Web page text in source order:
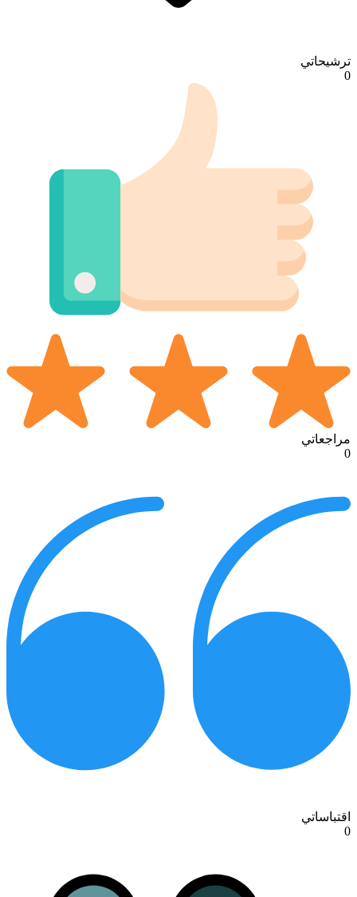
ترشيحاتي
0
مراجعاتي
0
اقتباساتي
0